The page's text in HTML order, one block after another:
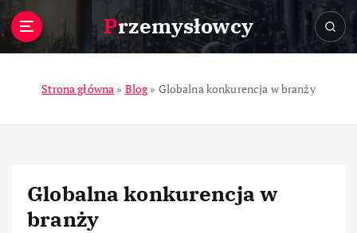
Przemysłowcy
Strona główna » Blog» Globalna konkurencja w branży
Globalna konkurencja w
branży